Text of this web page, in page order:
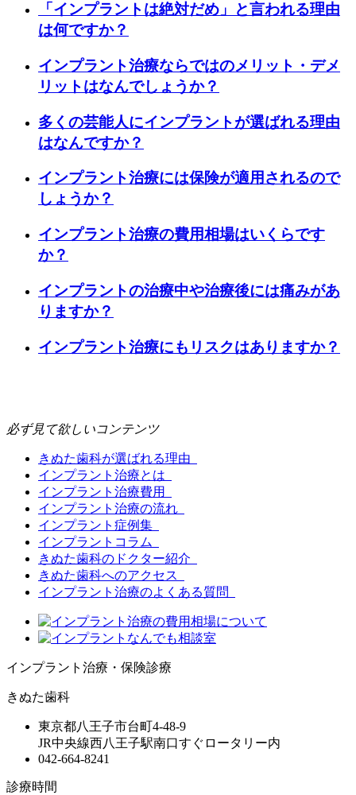
「インプラントは絶対だめ」と言われる理由
は何ですか？
インプラント治療ならではのメリット・デメ
リットはなんでしょうか？
多くの芸能人にインプラントが選ばれる理由
はなんですか？
インプラント治療には保険が適用されるので
しょうか？
インプラント治療の費用相場はいくらです
か？
インプラントの治療中や治療後には痛みがあ
りますか？
インプラント治療にもリスクはありますか？
必ず見て欲しいコンテンツ
きぬた歯科が選ばれる理由
インプラント治療とは
インプラント治療費用
インプラント治療の流れ
インプラント症例集
インプラントコラム
きぬた歯科のドクター紹介
きぬた歯科へのアクセス
インプラント治療のよくある質問
インプラント治療・保険診療
きぬた歯科
東京都八王子市台町4-48-9
JR中央線西八王子駅南口すぐロータリー内
042-664-8241
診療時間